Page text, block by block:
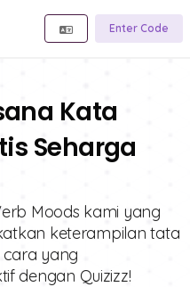
Enter Code
Kata
Seharga
Moods kami yang
keterampilan tata
yang
dengan Quizizz!